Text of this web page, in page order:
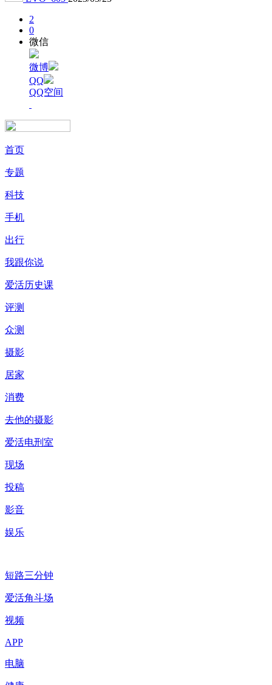
2
0
微信
微博
QQ
QQ空间
首页
专题
科技
手机
出行
我跟你说
爱活历史课
评测
众测
摄影
居家
消费
去他的摄影
爱活电刑室
现场
投稿
影音
娱乐
短路三分钟
爱活角斗场
视频
APP
电脑